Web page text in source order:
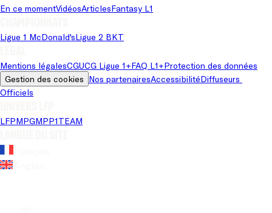
En ce momentVidéosArticlesFantasy L1
Ligue 1 McDonald'sLigue 2 BKT
Mentions légalesCGUCG Ligue 1+FAQ L1+Protection des données
Gestion des cookies Nos partenairesAccessibilitéDiffuseurs
Officiels
LFPMPGMPP1TEAM